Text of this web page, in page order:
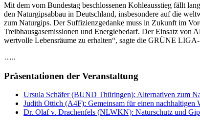
Mit dem vom Bundestag beschlossenen Kohleausstieg fällt
den Naturgipsabbau in Deutschland, insbesondere auf die
zum Naturgips. Der Suffizienzgedanke muss in Zukunft im
Treibhausgasemissionen und Energiebedarf. Der Einsatz von
wertvolle Lebensräume zu erhalten“, sagte die GRÜNE
…..
Präsentationen der Veranstaltung
Ursula Schäfer (BUND Thüringen): Alternativen zum
Judith Ottich (A4F): Gemeinsam für einen nachhaltigen
Dr. Olaf v. Drachenfels (NLWKN): Naturschutz und